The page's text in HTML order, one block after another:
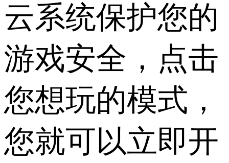
云系统保护您的
游戏安全，点击
您想玩的模式，
您就可以立即开